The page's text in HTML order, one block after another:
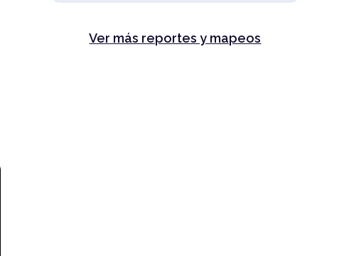
Ver más reportes y mapeos